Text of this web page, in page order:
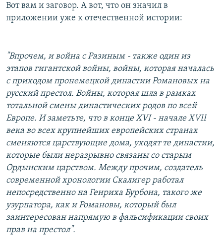
Вот вам и заговор. А вот, что он значил в
приложении уже к отечественной истории:
"Впрочем, и война с Разиным - также один из
этапов гигантской войны, войны, которая началась
с приходом пронемецкой династии Романовых на
русский престол. Войны, которая шла в рамках
тотальной смены династических родов по всей
Европе. И заметьте, что в конце XVI - начале XVII
века во всех крупнейших европейских странах
сменяются царствующие дома, уходят те династии,
которые были неразрывно связаны со старым
Ордынским царством. Между прочим, создатель
современной хронологии Скалигер работал
непосредственно на Генриха Бурбона, такого же
узурпатора, как и Романовы, который был
заинтересован напрямую в фальсификации своих
прав на престол".